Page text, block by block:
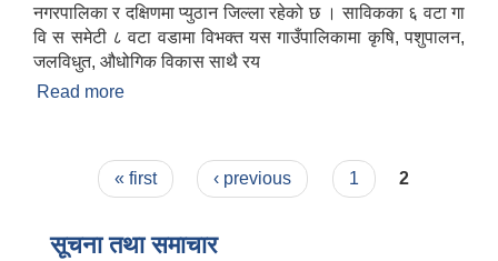
नगरपालिका र दक्षिणमा प्युठान जिल्ला रहेको छ । साविकका ६ वटा गा
वि स समेटी ८ वटा वडामा विभक्त यस गाउँपालिकामा कृषि, पशुपालन,
जलविधुत, औधोगिक विकास साथै रय
Read more
Pages« first ‹ previous 1 2
सूचना तथा समाचार